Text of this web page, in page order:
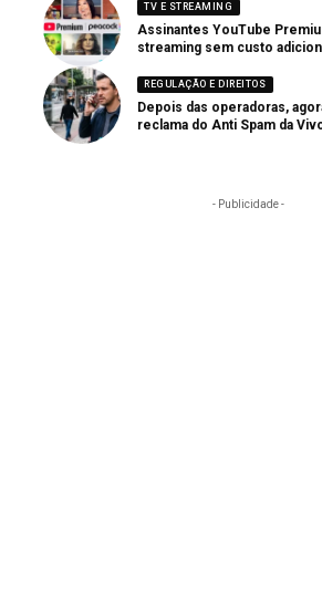
TV E STREAMING
Assinantes YouTube
streaming sem custo
REGULAÇÃO E DIREITOS
Depois das operadoras,
reclama do Anti Spam da
- Publicidade -